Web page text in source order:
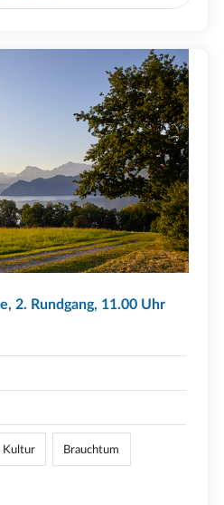
2. Rundgang, 11.00 Uhr
Kultur Brauchtum